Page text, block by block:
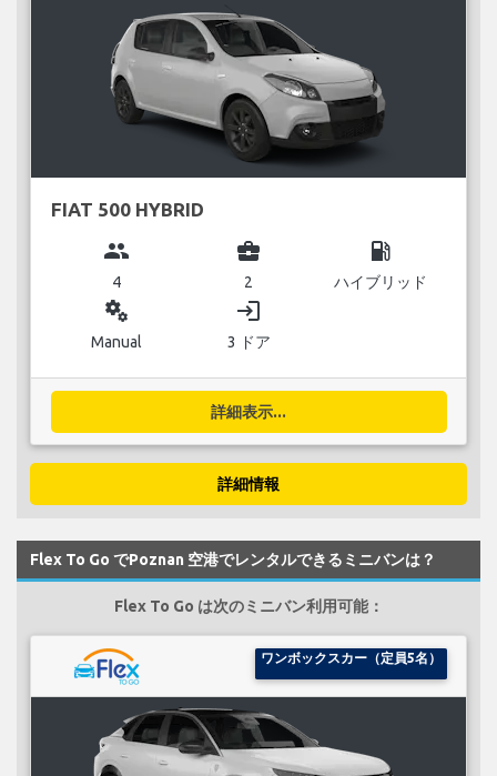
FIAT 500 HYBRID
group
4
business_center
2
local_gas_station
ハイブリッド
miscellaneous_services
Manual
login
3 ドア
詳細表示...
詳細情報
Flex To Go でPoznan 空港でレンタルできるミニバンは？
Flex To Go は次のミニバン利用可能：
ワンボックスカー（定員5名）